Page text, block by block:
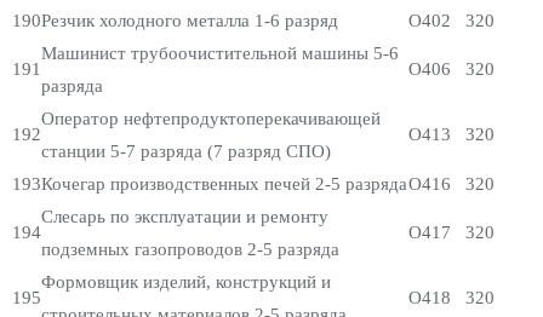
190Резчик холодного металла 1-6 разряд О402 320
191
Машинист трубоочистительной машины 5-6
разряда
О406 320
192
Оператор нефтепродуктоперекачивающей
станции 5-7 разряда (7 разряд СПО)
О413 320
193Кочегар производственных печей 2-5 разрядаО416 320
194
Слесарь по эксплуатации и ремонту
подземных газопроводов 2-5 разряда
О417 320
195
Формовщик изделий, конструкций и
О418 320